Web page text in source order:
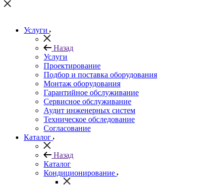
Услуги
Назад
Услуги
Проектирование
Подбор и поставка оборудования
Монтаж оборудования
Гарантийное обслуживание
Сервисное обслуживание
Аудит инженерных систем
Техническое обследование
Согласование
Каталог
Назад
Каталог
Кондиционирование